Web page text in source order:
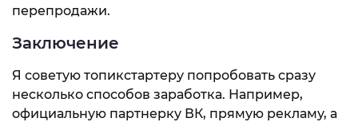
перепродажи.
Заключение
Я советую топикстартеру попробовать сразу
несколько способов заработка. Например,
официальную партнерку ВК, прямую рекламу, а